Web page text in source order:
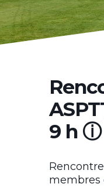
9 h ⓘ
membres